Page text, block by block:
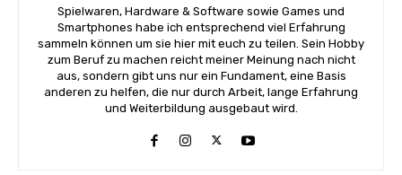
Spielwaren, Hardware & Software sowie Games und
Smartphones habe ich entsprechend viel Erfahrung
sammeln können um sie hier mit euch zu teilen. Sein Hobby
zum Beruf zu machen reicht meiner Meinung nach nicht
aus, sondern gibt uns nur ein Fundament, eine Basis
anderen zu helfen, die nur durch Arbeit, lange Erfahrung
und Weiterbildung ausgebaut wird.